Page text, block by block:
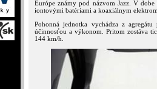
Európe známy pod názvom Jazz. V
iontovými batériami a koaxiálnym
Pohonná jednotka vychádza z
účinnosťou a výkonom. Pritom zostáva
144 km/h.